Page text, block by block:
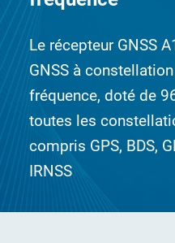
Le récepteur GNSS
GNSS à
fréquence, doté de
toutes les
compris GPS, BDS,
IRNSS